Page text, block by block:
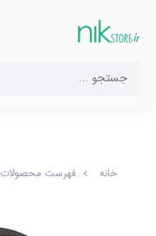
خانه فهرست محصولات